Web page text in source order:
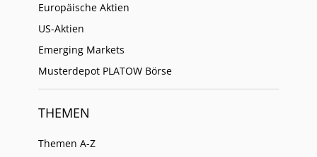
Europäische Aktien
US-Aktien
Emerging Markets
Musterdepot PLATOW Börse
THEMEN
Themen A-Z